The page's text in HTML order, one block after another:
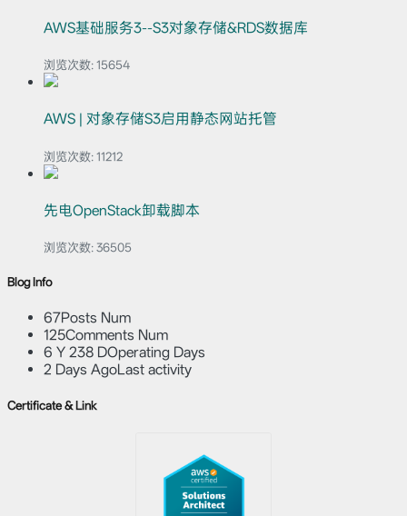
AWS基础服务3--S3对象存储&RDS数据库
浏览次数: 15654
AWS | 对象存储S3启用静态网站托管
浏览次数: 11212
先电OpenStack卸载脚本
浏览次数: 36505
Blog Info
67Posts Num
125Comments Num
6 Y 238 DOperating Days
2 Days AgoLast activity
Certificate & Link